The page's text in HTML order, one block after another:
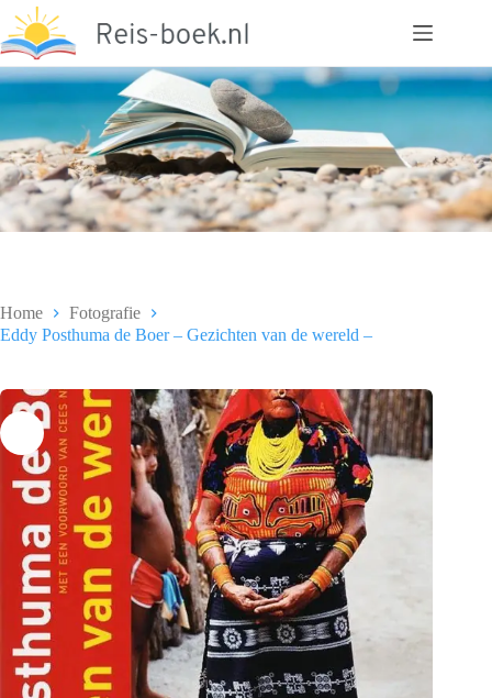
naar
de
inhoud
Home
Fotografie
Eddy Posthuma de Boer – Gezichten van de wereld –